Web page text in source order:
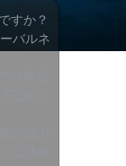
すか？
バルネ